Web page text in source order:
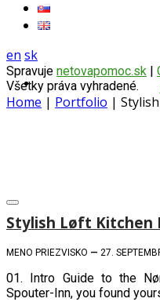
en sk
Spravuje netovapomoc.sk |
Všetky práva vyhradené.
Home | Portfolio |
Stylish Løft Kitchen
MENO PRIEZVISKO — 27.
01. Intro Guide to the
Spouter-Inn, you found